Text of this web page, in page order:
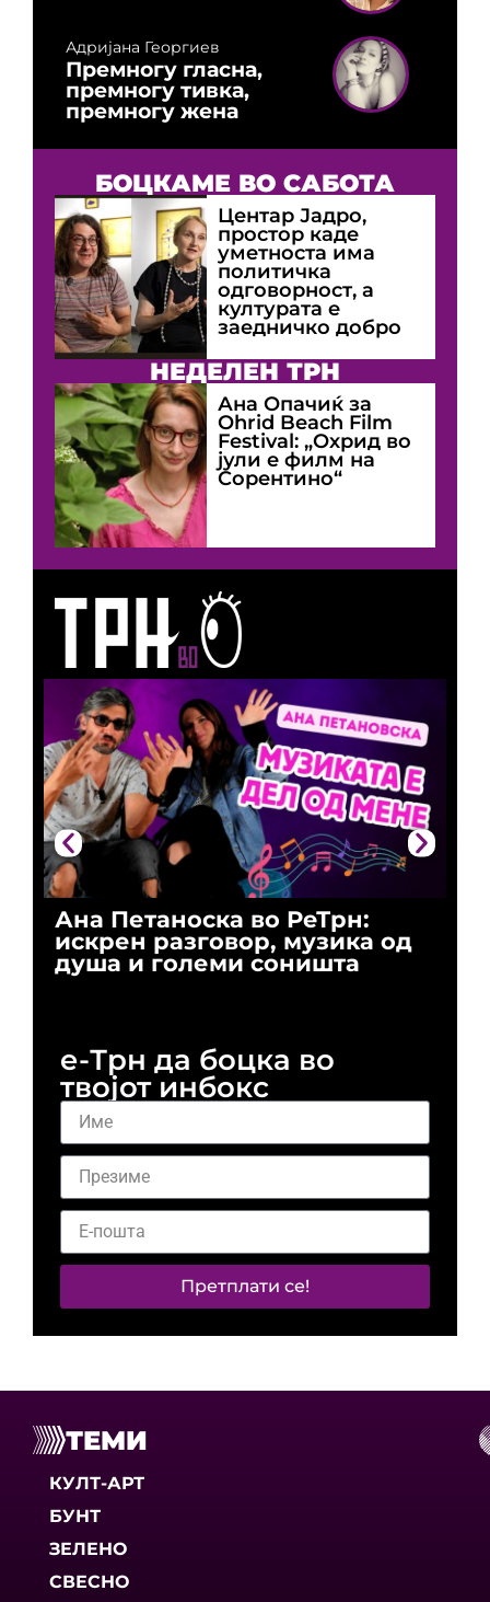
Ана Петаноска во РеТрн:
искрен разговор, музика од
душа и големи соништа
Адријана Георгиев
Премногу гласна,
премногу тивка,
премногу жена
БОЦКАМЕ ВО САБОТА
Центар Јадро,
простор каде
уметноста има
политичка
одговорност, а
културата е
заедничко добро
НЕДЕЛЕН ТРН
Ана Опачиќ за
Оhrid Beach Film
Festival: „Охрид во
јули е филм на
Сорентино“
е-Трн да боцка во
твојот инбокс
Претплати се!
ТЕМИ
КУЛТ-АРТ
БУНТ
ЗЕЛЕНО
СВЕСНО